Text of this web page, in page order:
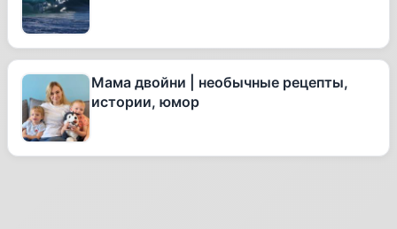
Мама двойни | необычные рецепты,
истории, юмор